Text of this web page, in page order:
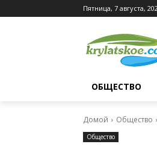
Пятница, 7 августа,
ОБЩЕСТВО
Домой Общество
Общество